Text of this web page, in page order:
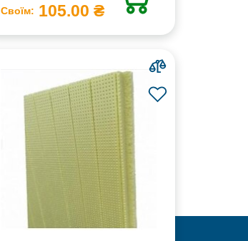
Своїм: 105.00 ₴